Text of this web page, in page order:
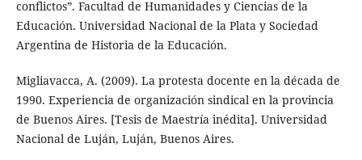
conflictos”. Facultad de Humanidades y Ciencias de la
Educación. Universidad Nacional de la Plata y Sociedad
Argentina de Historia de la Educación.
Migliavacca, A. (2009). La protesta docente en la década de
1990. Experiencia de organización sindical en la provincia
de Buenos Aires. [Tesis de Maestría inédita]. Universidad
Nacional de Luján, Luján, Buenos Aires.